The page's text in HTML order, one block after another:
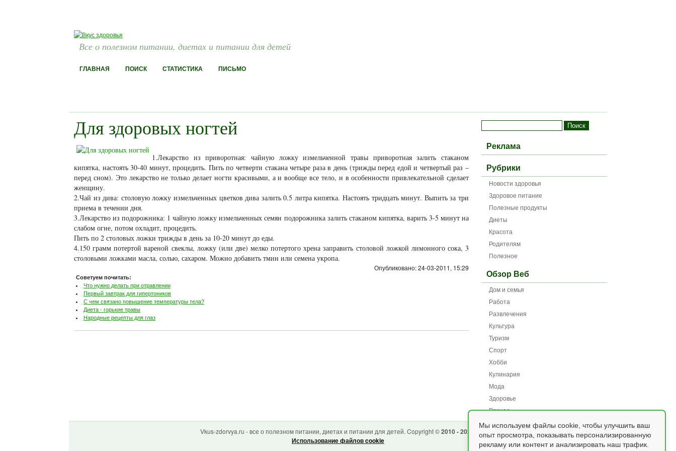
Все о полезном питании, диетах и питании для детей
ГЛАВНАЯ ПОИСК СТАТИСТИКА ПИСЬМО
Для здоровых ногтей
1.Лекарство из приворотная: чайную ложку измельченной травы приворотная залить стаканом
кипятка, настоять 30-40 минут, процедить. Пить по четверти стакана четыре раза в день (трижды перед едой и четвертый раз –
перед сном). Это лекарство не только делает ногти красивыми, а и вообще все тело, и в особенности привлекательной сделает
женщину.
2.Чай из дива: столовую ложку измельченных цветков дива залить 0.5 литра кипятка. Настоять тридцать минут. Выпить за три
приема в течении дня.
3.Лекарство из подорожника: 1 чайную ложку измельченных семян подорожника залить стаканом кипятка, варить 3-5 минут на
слабом огне, потом охладит, процедить.
Пить по 2 столовых ложки трижды в день за 10-20 минут до еды.
4.150 грамм потертой вареной свеклы, ложку (или две) мелко потертого хрена заправить столовой ложкой лимонного сока, 3
столовыми ложками масла, солью, сахаром. Можно добавить тмин или семена укропа.
Опубликовано: 24-03-2011, 15:29
Советуем почитать:
Что нужно делать при отравлении
Первый завтрак для гипертоников
С чем связано повышение температуры тела?
Диета - горькие травы
Народные рецепты для глаз
Реклама
Рубрики
Новости здоровья
Здоровое питание
Полезные продукты
Диеты
Красота
Родителям
Полезное
Обзор Веб
Дом и семья
Работа
Развлечения
Культура
Туризм
Спорт
Хобби
Кулинария
Мода
Здоровье
Разное
Vkus-zdorvya.ru - все о полезном питании, диетах и питании для детей. Copyright ©2010 - 2025.
Использование файлов cookie
Мы используем файлы cookie, чтобы улучшить ваш
опыт просмотра, показывать персонализированную
рекламу или контент и анализировать наш трафик.